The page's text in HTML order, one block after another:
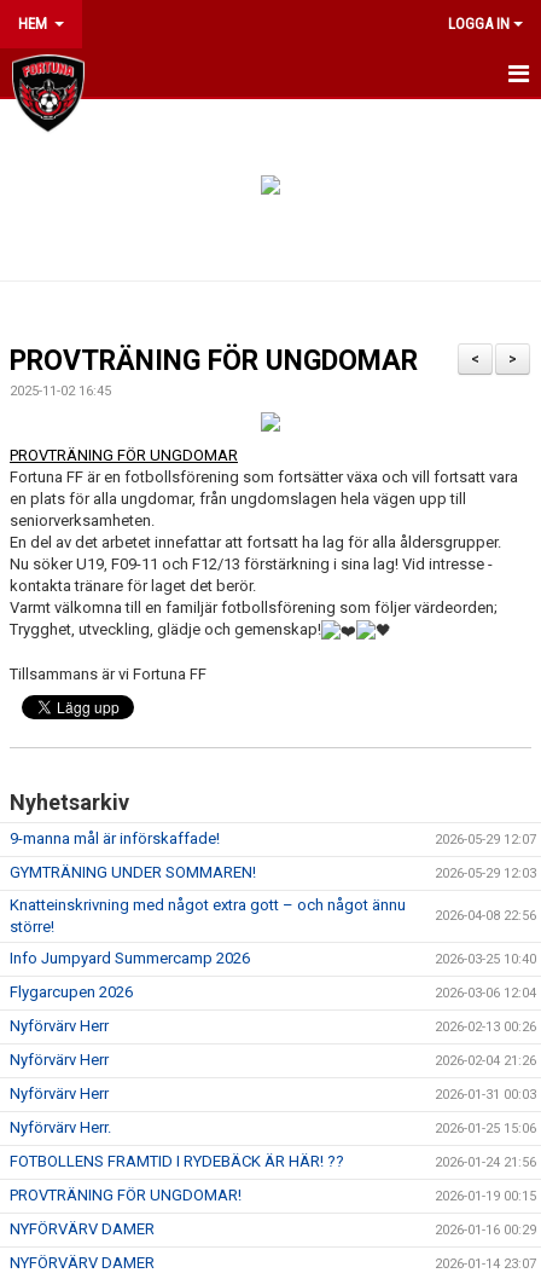
HEM LOGGA IN
HEM
ARRANGEMANG
KALENDER
MATCHER
MEDLEMSKAP 2026
MEDLEMSKAP
FORTUNASHOPPEN
>
<
PROVTRÄNING FÖR UNGDOMAR
2025-11-02 16:45
PROVTRÄNING FÖR UNGDOMAR
Fortuna FF är en fotbollsförening som fortsätter växa och vill fortsatt vara
en plats för alla ungdomar, från ungdomslagen hela vägen upp till
seniorverksamheten.
En del av det arbetet innefattar att fortsatt ha lag för alla åldersgrupper.
Nu söker U19, F09-11 och F12/13 förstärkning i sina lag! Vid intresse -
kontakta tränare för laget det berör.
Varmt välkomna till en familjär fotbollsförening som följer värdeorden;
Trygghet, utveckling, glädje och gemenskap!
Tillsammans är vi Fortuna FF
Nyhetsarkiv
9-manna mål är införskaffade! 2026-05-29 12:07
GYMTRÄNING UNDER SOMMAREN! 2026-05-29 12:03
Knatteinskrivning med något extra gott – och något ännu
större!
2026-04-08 22:56
Info Jumpyard Summercamp 2026 2026-03-25 10:40
Flygarcupen 2026 2026-03-06 12:04
Nyförvärv Herr 2026-02-13 00:26
Nyförvärv Herr 2026-02-04 21:26
Nyförvärv Herr 2026-01-31 00:03
Nyförvärv Herr. 2026-01-25 15:06
FOTBOLLENS FRAMTID I RYDEBÄCK ÄR HÄR! ?? 2026-01-24 21:56
PROVTRÄNING FÖR UNGDOMAR! 2026-01-19 00:15
NYFÖRVÄRV DAMER 2026-01-16 00:29
NYFÖRVÄRV DAMER 2026-01-14 23:07